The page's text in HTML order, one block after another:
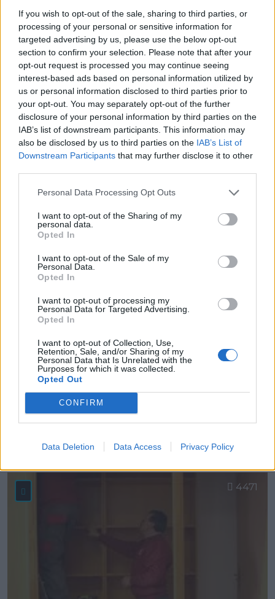
If you wish to opt-out of the sale, sharing to third parties, or
processing of your personal or sensitive information for
targeted advertising by us, please use the below opt-out
section to confirm your selection. Please note that after your
opt-out request is processed you may continue seeing
interest-based ads based on personal information utilized by
us or personal information disclosed to third parties prior to
your opt-out. You may separately opt-out of the further
disclosure of your personal information by third parties on the
IAB’s list of downstream participants. This information may
also be disclosed by us to third parties on the IAB’s List of
Downstream Participants that may further disclose it to other
Personal Data Processing Opt Outs
I want to opt-out of the Sharing of my
personal data.
Opted In
I want to opt-out of the Sale of my
Personal Data.
Opted In
I want to opt-out of processing my
Personal Data for Targeted Advertising.
Opted In
I want to opt-out of Collection, Use,
Retention, Sale, and/or Sharing of my
Personal Data that Is Unrelated with the
Purposes for which it was collected.
Opted Out
CONFIRM
Data Deletion Data Access Privacy Policy
Madrid (Madrid)
Ver más
4023
Madrid ciudad (Madrid)
Ver más
4464
4471